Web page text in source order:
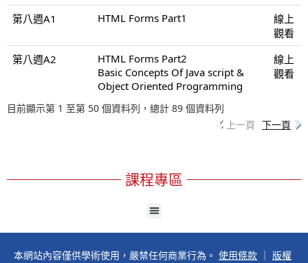
第八週A1
HTML Forms Part1
線上
觀看
第八週A2
HTML Forms Part2
Basic Concepts Of Java script &
Object Oriented Programming
線上
觀看
目前顯示第 1 至第 50 個資料列，總計 89 個資料列
上一頁 下一頁
課程專區
本網站內容僅供學術使用，嚴禁任何商業行為。 使用條款
版權